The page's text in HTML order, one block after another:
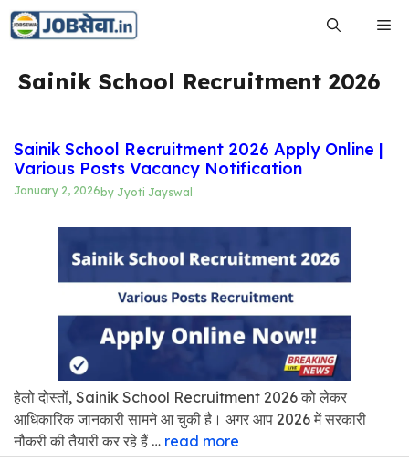
Skip
Sainik School Recruitment 2026
Sainik School Recruitment 2026 Apply Online |
Various Posts Vacancy Notification
January 2, 2026 by Jyoti Jayswal
हेलो दोस्तों, Sainik School Recruitment 2026 को लेकर
आधिकारिक जानकारी सामने आ चुकी है। अगर आप 2026 में सरकारी
नौकरी की तैयारी कर रहे हैं … read more